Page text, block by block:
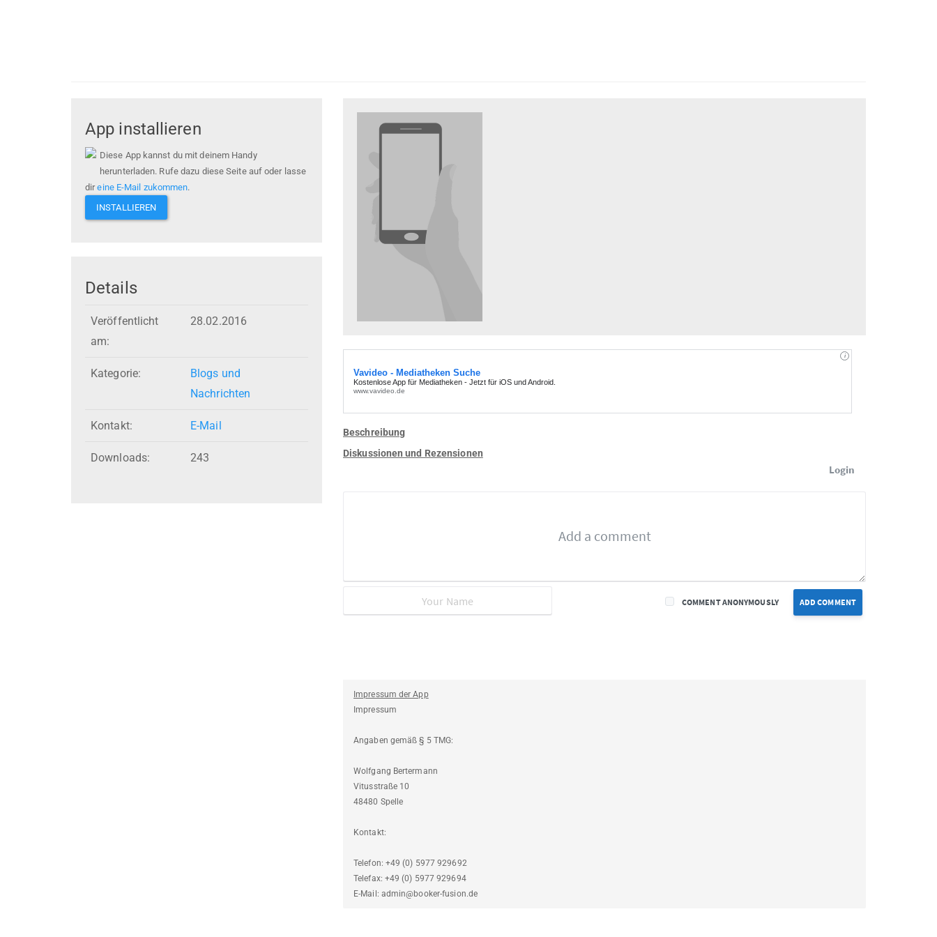
App installieren
Diese App kannst du mit deinem Handy
herunterladen. Rufe dazu diese Seite auf oder lasse
direine E-Mail zukommen.
INSTALLIEREN
Details
Veröffentlicht
am:
28.02.2016
Kategorie:
Blogs und
Nachrichten
Kontakt: E-Mail
Downloads: 243
Beschreibung
Diskussionen und Rezensionen
Login
ADD COMMENT
COMMENT ANONYMOUSLY
Impressum der App
Impressum
Angaben gemäß § 5 TMG:
Wolfgang Bertermann
Vitusstraße 10
48480 Spelle
Kontakt:
Telefon: +49 (0) 5977 929692
Telefax: +49 (0) 5977 929694
E-Mail: admin@booker-fusion.de